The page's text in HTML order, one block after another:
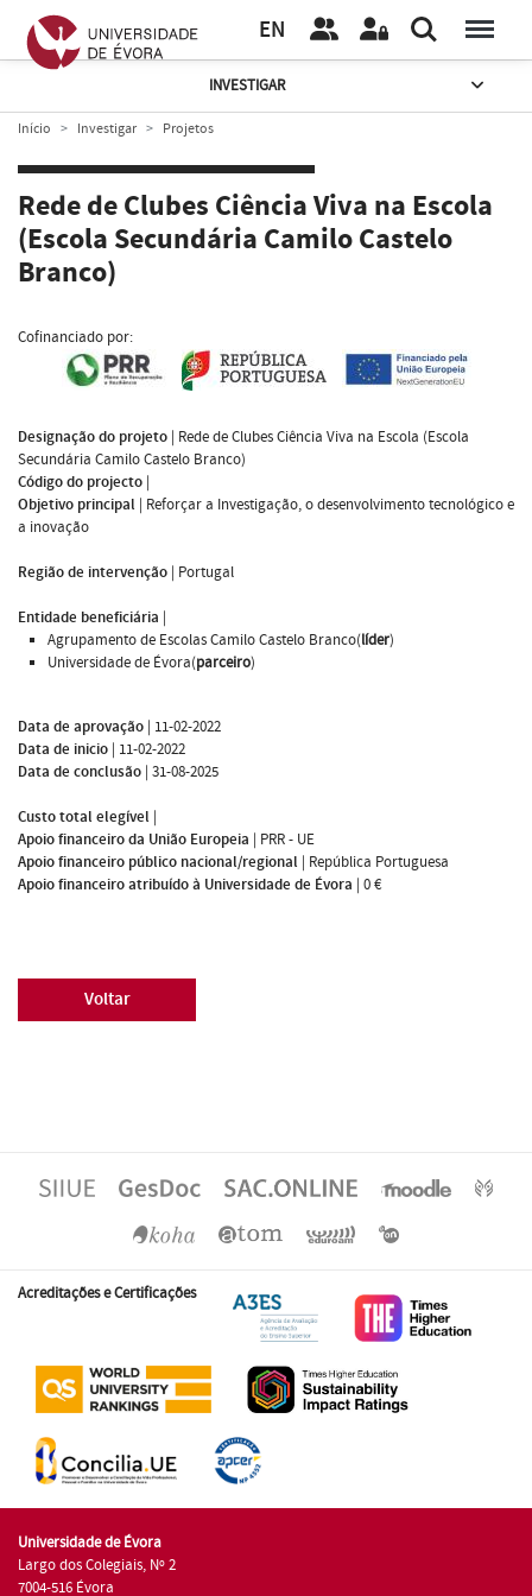
EN
INVESTIGAR
Início Investigar Projetos
Rede de Clubes Ciência Viva na Escola
(Escola Secundária Camilo Castelo
Branco)
Cofinanciado por:
Designação do projeto | Rede de Clubes Ciência Viva na Escola (Escola
Secundária Camilo Castelo Branco)
Código do projecto |
Objetivo principal | Reforçar a Investigação, o desenvolvimento tecnológico e
a inovação
Região de intervenção | Portugal
Entidade beneficiária |
Agrupamento de Escolas Camilo Castelo Branco(líder)
Universidade de Évora(parceiro)
Data de aprovação | 11-02-2022
Data de inicio | 11-02-2022
Data de conclusão | 31-08-2025
Custo total elegível |
Apoio financeiro da União Europeia | PRR - UE
Apoio financeiro público nacional/regional | República Portuguesa
Apoio financeiro atribuído à Universidade de Évora | 0 €
Voltar
Acreditações e Certificações
Universidade de Évora
Largo dos Colegiais, Nº 2
7004-516 Évora